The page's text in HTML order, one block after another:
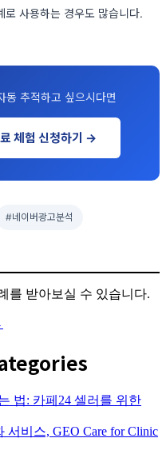
사용하는 경우도 많습니다.
동 추적하고 싶으시다면
체험 신청하기 →
#네이버광고분석
를 받아보실 수 있습니다.
법: 카페24 셀러를 위한
서비스, GEO Care for Clinic